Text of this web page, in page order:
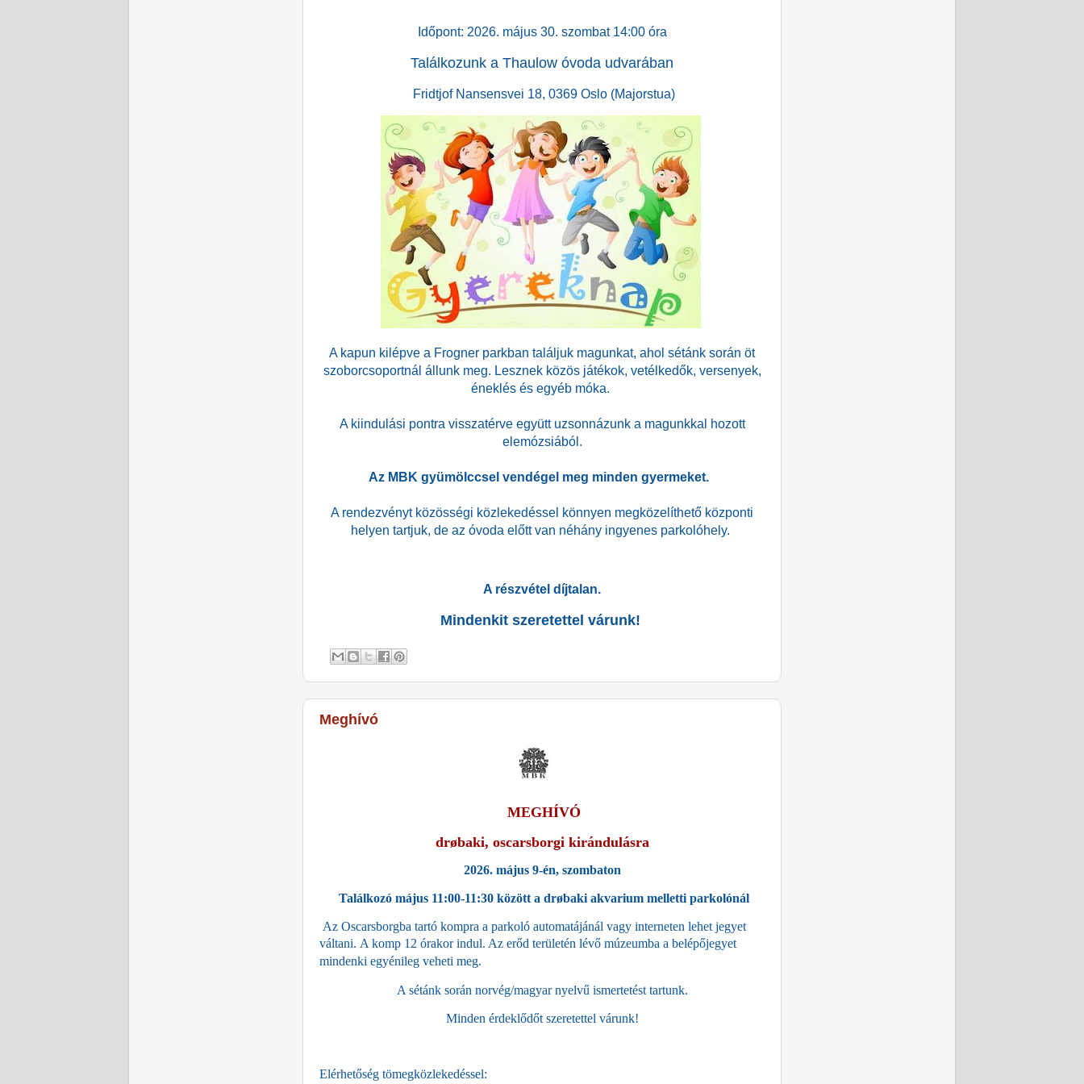
Időpont: 2026. május 30. szombat 14:00 óra
Találkozunk a Thaulow óvoda udvarában
Fridtjof Nansensvei 18, 0369 Oslo (Majorstua)
A kapun kilépve a Frogner parkban találjuk magunkat, ahol sétánk során öt
szoborcsoportnál állunk meg. Lesznek közös játékok, vetélkedők, versenyek,
éneklés és egyéb móka.
A kiindulási pontra visszatérve együtt uzsonnázunk a magunkkal hozott
elemózsiából.
Az MBK gyümölccsel vendégel meg minden gyermeket.
A rendezvényt közösségi közlekedéssel könnyen megközelíthető központi
helyen tartjuk, de az óvoda előtt van néhány ingyenes parkolóhely.
A részvétel díjtalan.
Mindenkit szeretettel várunk!
Meghívó
MEGHÍVÓ
drøbaki, oscarsborgi kirándulásra
2026. május 9-én, szombaton
Találkozó május 11:00-11:30 között a drøbaki akvarium melletti parkolónál
Az Oscarsborgba tartó kompra a parkoló automatájánál vagy interneten lehet jegyet
váltani. A komp 12 órakor indul. Az erőd területén lévő múzeumba a belépőjegyet
mindenki egyénileg veheti meg.
A sétánk során norvég/magyar nyelvű ismertetést tartunk.
Minden érdeklődőt szeretettel várunk!
Elérhetőség tömegközlekedéssel: